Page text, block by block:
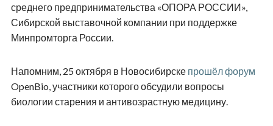
среднего предпринимательства «ОПОРА РОССИИ»,
Сибирской выставочной компании при поддержке
Минпромторга России.
Напомним, 25 октября в Новосибирске прошёл форум
OpenBio, участники которого обсудили вопросы
биологии старения и антивозрастную медицину.